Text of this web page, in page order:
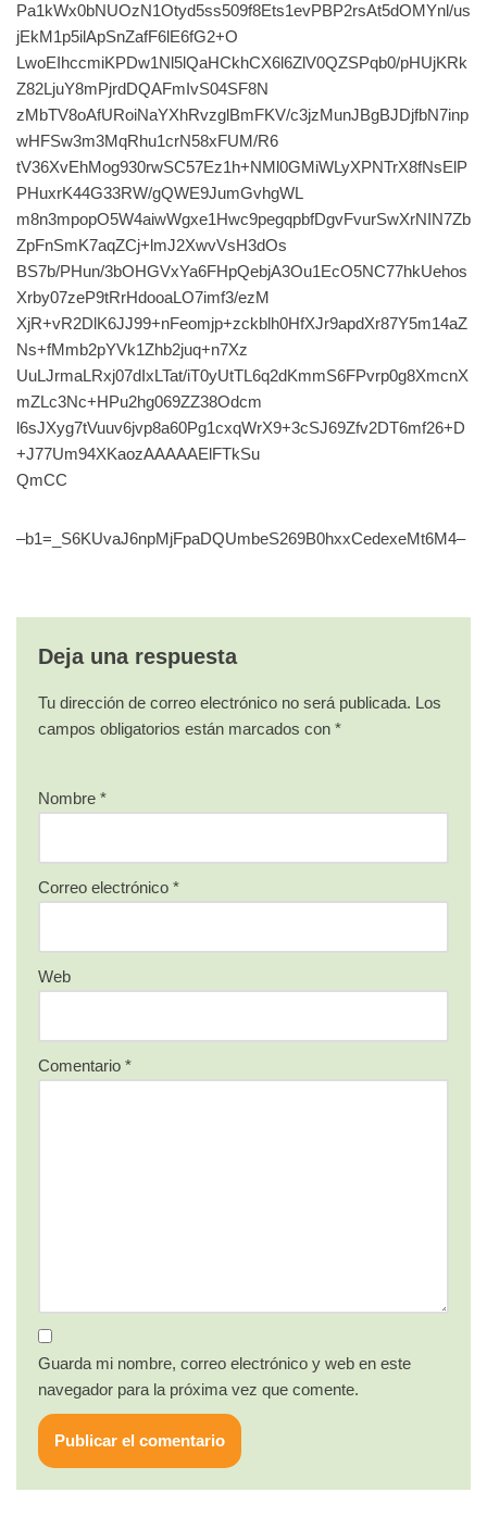
Pa1kWx0bNUOzN1Otyd5ss509f8Ets1evPBP2rsAt5dOMYnl/us
jEkM1p5ilApSnZafF6lE6fG2+O
LwoEIhccmiKPDw1Nl5lQaHCkhCX6l6ZlV0QZSPqb0/pHUjKRk
Z82LjuY8mPjrdDQAFmIvS04SF8N
zMbTV8oAfURoiNaYXhRvzglBmFKV/c3jzMunJBgBJDjfbN7inp
wHFSw3m3MqRhu1crN58xFUM/R6
tV36XvEhMog930rwSC57Ez1h+NMl0GMiWLyXPNTrX8fNsElP
PHuxrK44G33RW/gQWE9JumGvhgWL
m8n3mpopO5W4aiwWgxe1Hwc9pegqpbfDgvFvurSwXrNIN7Zb
ZpFnSmK7aqZCj+lmJ2XwvVsH3dOs
BS7b/PHun/3bOHGVxYa6FHpQebjA3Ou1EcO5NC77hkUehos
Xrby07zeP9tRrHdooaLO7imf3/ezM
XjR+vR2DlK6JJ99+nFeomjp+zckblh0HfXJr9apdXr87Y5m14aZ
Ns+fMmb2pYVk1Zhb2juq+n7Xz
UuLJrmaLRxj07dIxLTat/iT0yUtTL6q2dKmmS6FPvrp0g8XmcnX
mZLc3Nc+HPu2hg069ZZ38Odcm
l6sJXyg7tVuuv6jvp8a60Pg1cxqWrX9+3cSJ69Zfv2DT6mf26+D
+J77Um94XKaozAAAAAElFTkSu
QmCC
–b1=_S6KUvaJ6npMjFpaDQUmbeS269B0hxxCedexeMt6M4–
Deja una respuesta
Tu dirección de correo electrónico no será publicada. Los
campos obligatorios están marcados con *
Nombre *
Correo electrónico *
Web
Comentario *
Guarda mi nombre, correo electrónico y web en este
navegador para la próxima vez que comente.